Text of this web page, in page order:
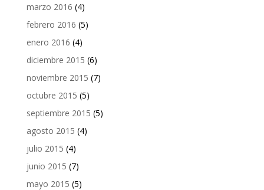
marzo 2016 (4)
febrero 2016 (5)
enero 2016 (4)
diciembre 2015 (6)
noviembre 2015 (7)
octubre 2015 (5)
septiembre 2015 (5)
agosto 2015 (4)
julio 2015 (4)
junio 2015 (7)
mayo 2015 (5)